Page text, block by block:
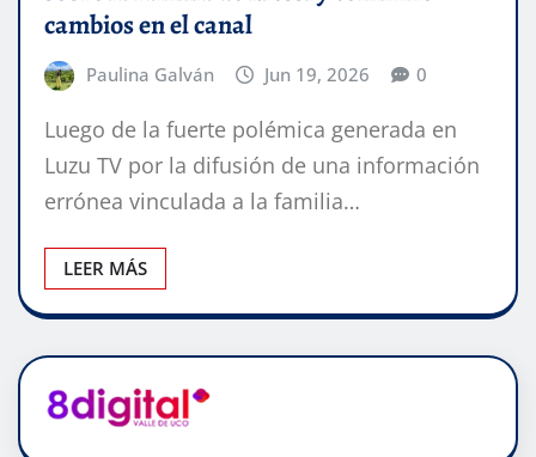
cambios en el canal
Paulina Galván Jun 19, 2026 0
Luego de la fuerte polémica generada en
Luzu TV por la difusión de una información
errónea vinculada a la familia…
LEER MÁS